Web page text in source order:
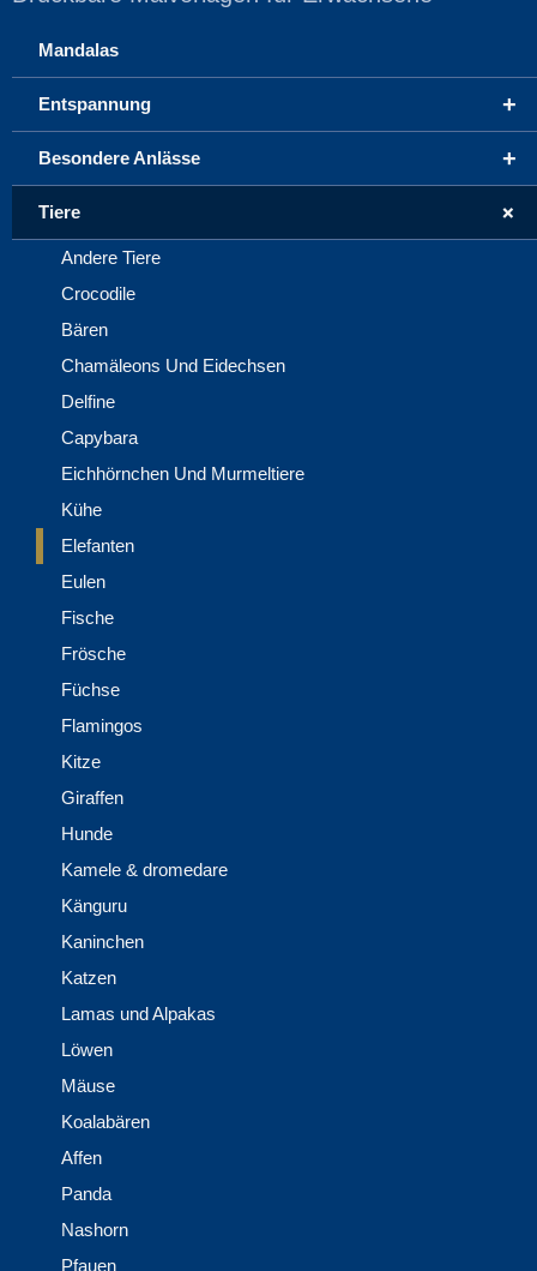
Mandalas
+
Entspannung
+
Besondere Anlässe
+
Tiere
Andere Tiere
Crocodile
Bären
Chamäleons Und Eidechsen
Delfine
Capybara
Eichhörnchen Und Murmeltiere
Kühe
Elefanten
Eulen
Fische
Frösche
Füchse
Flamingos
Kitze
Giraffen
Hunde
Kamele & dromedare
Känguru
Kaninchen
Katzen
Lamas und Alpakas
Löwen
Mäuse
Koalabären
Affen
Panda
Nashorn
Pfauen